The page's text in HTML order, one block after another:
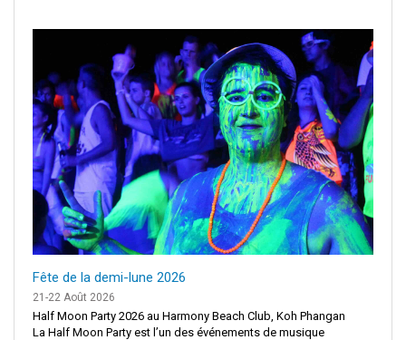
Fête de la demi-lune 2026
21-22 Août 2026
Half Moon Party 2026 au Harmony Beach Club, Koh Phangan
La Half Moon Party est l’un des événements de musique